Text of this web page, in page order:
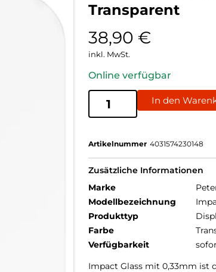
Transparent
38,90 €
inkl. MwSt.
Online verfügbar
In den
Artikelnummer 4031574230148
Zusätzliche Informationen
Marke
Modellbezeichnung
Produkttyp
Farbe
Verfügbarkeit
Impact Glass mit 0,33mm ist